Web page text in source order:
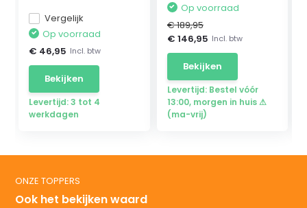
Vergelijk
Op voorraad
€ 46,95 Incl. btw
Bekijken
Levertijd: 3 tot 4
werkdagen
Op voorraad
€ 189,95
€ 146,95 Incl. btw
Bekijken
Levertijd: Bestel vóór
13:00, morgen in huis ⚠
(ma-vrij)
ONZE TOPPERS
Ook het bekijken waard